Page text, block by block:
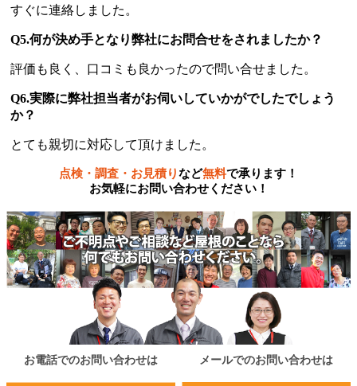
すぐに連絡しました。
Q5.何が決め手となり弊社にお問合せをされましたか？
評価も良く、口コミも良かったので問い合せました。
Q6.実際に弊社担当者がお伺いしていかがでしたでしょう
か？
とても親切に対応して頂けました。
点検・調査・お見積りなど無料で承ります！
お気軽にお問い合わせください！
お電話でのお問い合わせは メールでのお問い合わせは